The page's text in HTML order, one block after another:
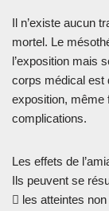
Il n’existe aucun
mortel. Le
l’exposition mais
corps médical est
exposition, même
complications.
Les effets de
Ils peuvent se
 les atteintes